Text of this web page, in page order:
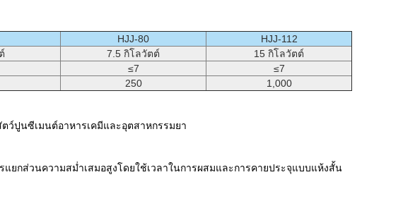
HJJ-80
HJJ-112
7.5 กิโลวัตต์
15 กิโลวัตต์
≤7
≤7
250 1,000
ว์ปูนซีเมนต์อาหารเคมีและอุตสาหกรรมยา
ยกส่วนความสม่ำเสมอสูงโดยใช้เวลาในการผสมและการคายประจุแบบแห้งสั้น